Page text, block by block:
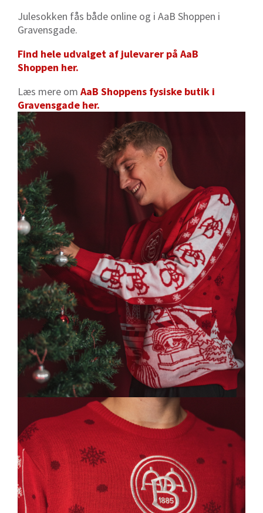
Julesokken fås både online og i AaB Shoppen i
Gravensgade.
Find hele udvalget af julevarer på AaB
Shoppen her.
Læs mere om AaB Shoppens fysiske butik i
Gravensgade her.